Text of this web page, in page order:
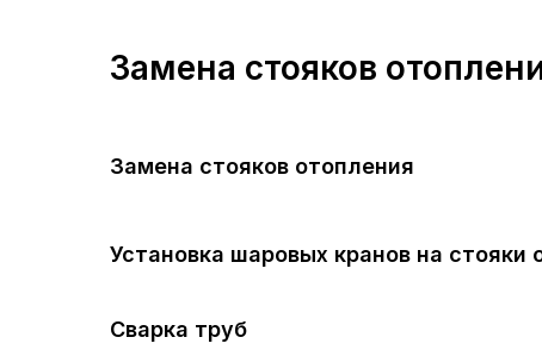
Замена стояков
Замена стояков отопления
Установка шаровых кранов на стояки
Сварка труб